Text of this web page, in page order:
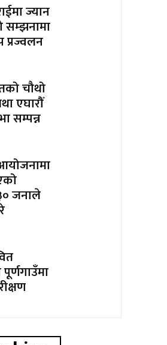
ज्यान
प्रज्वलन
चौथो
एघारौँ
सम्पन्न
जनाले